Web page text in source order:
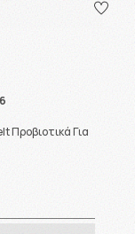
Προβιοτικά Για